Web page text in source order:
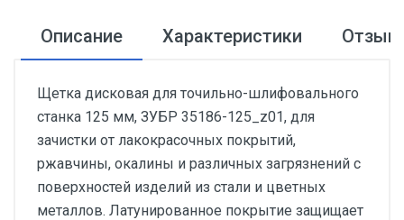
Описание Характеристики
Щетка дисковая для точильно-шлифовального
станка 125 мм, ЗУБР 35186-125_z01, для
зачистки от лакокрасочных покрытий,
ржавчины, окалины и различных загрязнений с
поверхностей изделий из стали и цветных
металлов. Латунированное покрытие защищает